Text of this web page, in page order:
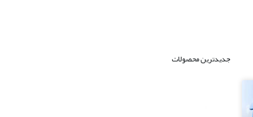
جدیدترین محصولات